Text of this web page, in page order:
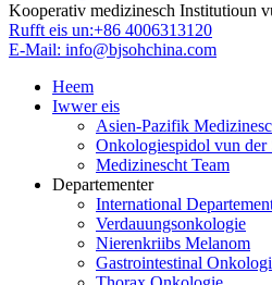
Kooperativ medizinesch Institutioun
Rufft eis un:+86 4006313120
E-Mail: info@bjsohchina.com
Heem
Iwwer eis
Asien-Pazifik
Onkologiespidol vun der
Medizinescht Team
Departementer
International
Verdauungsonkologie
Nierenkriibs Melanom
Gastrointestinal